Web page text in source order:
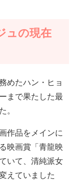
ュの現在
めたハン・ヒョ
まで果たした最
。
作品をメインに
映画賞「青龍映
いて、清純派女
えていました